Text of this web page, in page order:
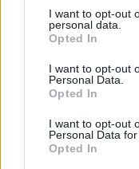
I want to opt-out
personal data.
Opted In
I want to opt-out
Personal Data.
Opted In
I want to opt-out
Personal Data
Opted In